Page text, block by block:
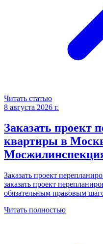
Читать статью
8 августа 2026 г.
Заказать проект
квартиры в
Заказать проект
заказать проект
обязательным правовым
Читать полностью